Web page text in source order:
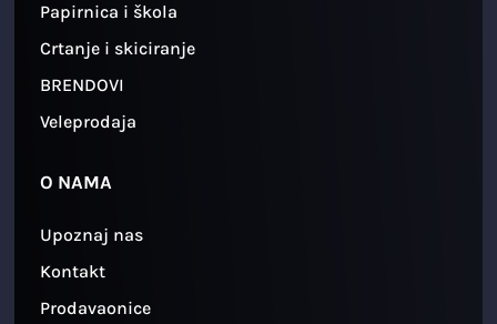
Papirnica i škola
Crtanje i skiciranje
BRENDOVI
Veleprodaja
O NAMA
Upoznaj nas
Kontakt
Prodavaonice